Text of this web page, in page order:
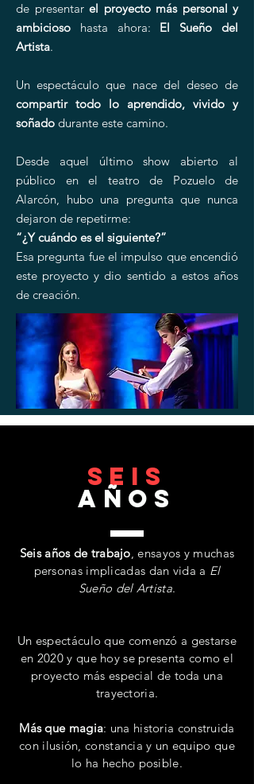
de presentar el proyecto más personal y
ambicioso hasta ahora: El Sueño del
Artista.
Un espectáculo que nace del deseo de
compartir todo lo aprendido, vivido y
soñado durante este camino.
Desde aquel último show abierto al
público en el teatro de Pozuelo de
Alarcón, hubo una pregunta que nunca
dejaron de repetirme:
“¿Y cuándo es el siguiente?”
Esa pregunta fue el impulso que encendió
este proyecto y dio sentido a estos años
de creación.
SEIS
años
Seis años de trabajo, ensayos y muchas
personas implicadas dan vida a El
Sueño del Artista.
Un espectáculo que comenzó a gestarse
en 2020 y que hoy se presenta como el
proyecto más especial de toda una
trayectoria.
Más que magia: una historia construida
con ilusión, constancia y un equipo que
lo ha hecho posible.